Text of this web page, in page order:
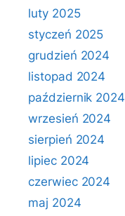
luty 2025
styczeń 2025
grudzień 2024
listopad 2024
październik 2024
wrzesień 2024
sierpień 2024
lipiec 2024
czerwiec 2024
maj 2024